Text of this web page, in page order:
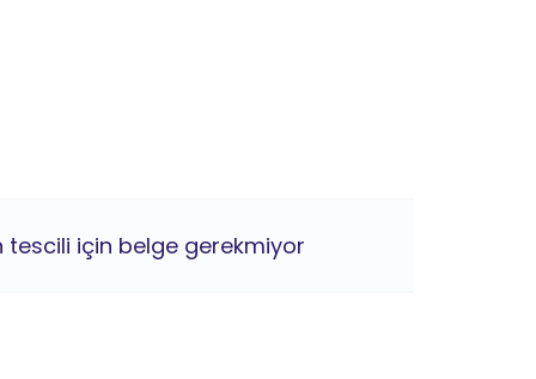
tescili için belge gerekmiyor